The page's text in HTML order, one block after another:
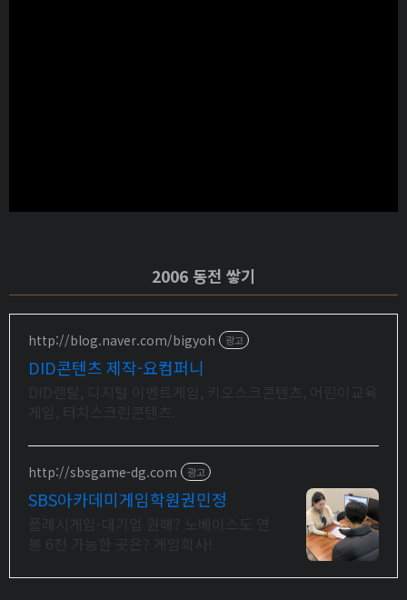
2006 동전 쌓기
http://blog.naver.com/bigyoh 광고
DID콘텐츠 제작-요컴퍼니
http://sbsgame-dg.com 광고
SBS아카데미게임학원권민정